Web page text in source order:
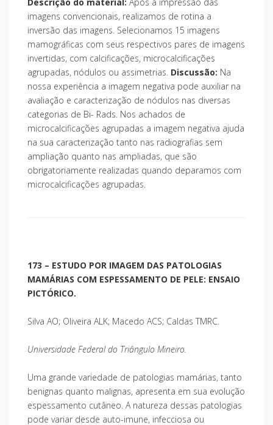
imagens convencionais, realizamos de rotina a
inversão das imagens. Selecionamos 15 imagens
mamográficas com seus respectivos pares de imagens
invertidas, com calcificações, microcalcificações
agrupadas, nódulos ou assimetrias. Discussão: Na
nossa experiência a imagem negativa pode auxiliar na
avaliação e caracterização de nódulos nas diversas
categorias de Bi- Rads. Nos achados de
microcalcificações agrupadas a imagem negativa ajuda
na sua caracterização tanto nas radiografias sem
ampliação quanto nas ampliadas, que são
obrigatoriamente realizadas quando deparamos com
microcalcificações agrupadas.
173 – ESTUDO POR IMAGEM DAS PATOLOGIAS
MAMÁRIAS COM ESPESSAMENTO DE PELE: ENSAIO
PICTÓRICO.
Silva AO; Oliveira ALK; Macedo ACS; Caldas TMRC.
Universidade Federal do Triângulo Mineiro.
Uma grande variedade de patologias mamárias, tanto
benignas quanto malignas, apresenta em sua evolução
espessamento cutâneo. A natureza dessas patologias
pode variar desde auto-imune, infecciosa ou